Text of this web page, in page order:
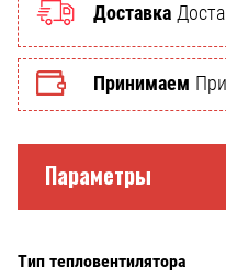
Доставка
Принимаем
Параметры
Тип тепловентилятора